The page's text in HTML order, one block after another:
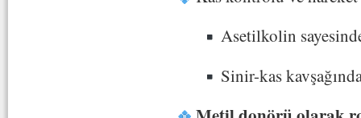
Asetilkolin
Sinir-kas